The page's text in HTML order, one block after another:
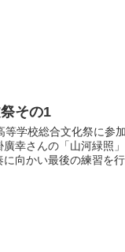
その1
学校総合文化祭に参
幸さんの「山河緑照
向かい最後の練習を行